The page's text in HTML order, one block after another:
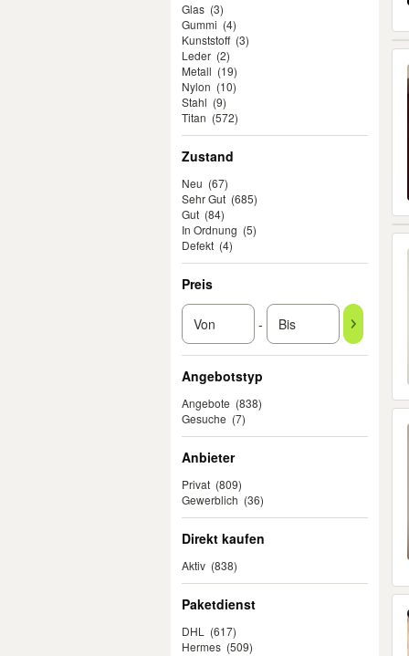
Glas (3)
Gummi (4)
Kunststoff (3)
Leder (2)
Metall (19)
Nylon (10)
Stahl (9)
Titan (572)
Zustand
Neu (67)
Sehr Gut (685)
Gut (84)
In Ordnung (5)
Defekt (4)
Preis
-
Angebotstyp
Angebote (838)
Gesuche (7)
Anbieter
Privat (809)
Gewerblich (36)
Direkt kaufen
Aktiv (838)
Paketdienst
DHL
(617)
Hermes (509)